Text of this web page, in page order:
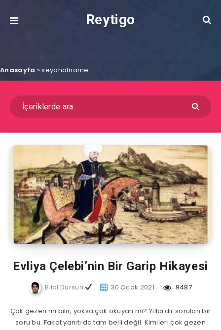
Reytigo
Anasayfa »seyahatname
Evliya Çelebi’nin Bir Garip Hikayesi
Bilal Dursun 30 Ocak 2021 9487
Çok gezen mi bilir, yoksa çok okuyan mı? Yıllardır sorulan bir
soru bu. Fakat yanıtı da tam belli değil. Kimileri çok gezen